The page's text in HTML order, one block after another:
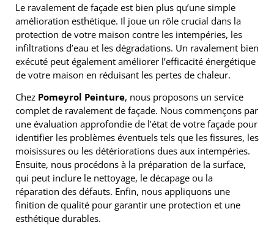
Le ravalement de façade est bien plus qu’une simple
amélioration esthétique. Il joue un rôle crucial dans la
protection de votre maison contre les intempéries, les
infiltrations d’eau et les dégradations. Un ravalement bien
exécuté peut également améliorer l’efficacité énergétique
de votre maison en réduisant les pertes de chaleur.
Chez Pomeyrol Peinture, nous proposons un service
complet de ravalement de façade. Nous commençons par
une évaluation approfondie de l’état de votre façade pour
identifier les problèmes éventuels tels que les fissures, les
moisissures ou les détériorations dues aux intempéries.
Ensuite, nous procédons à la préparation de la surface,
qui peut inclure le nettoyage, le décapage ou la
réparation des défauts. Enfin, nous appliquons une
finition de qualité pour garantir une protection et une
esthétique durables.